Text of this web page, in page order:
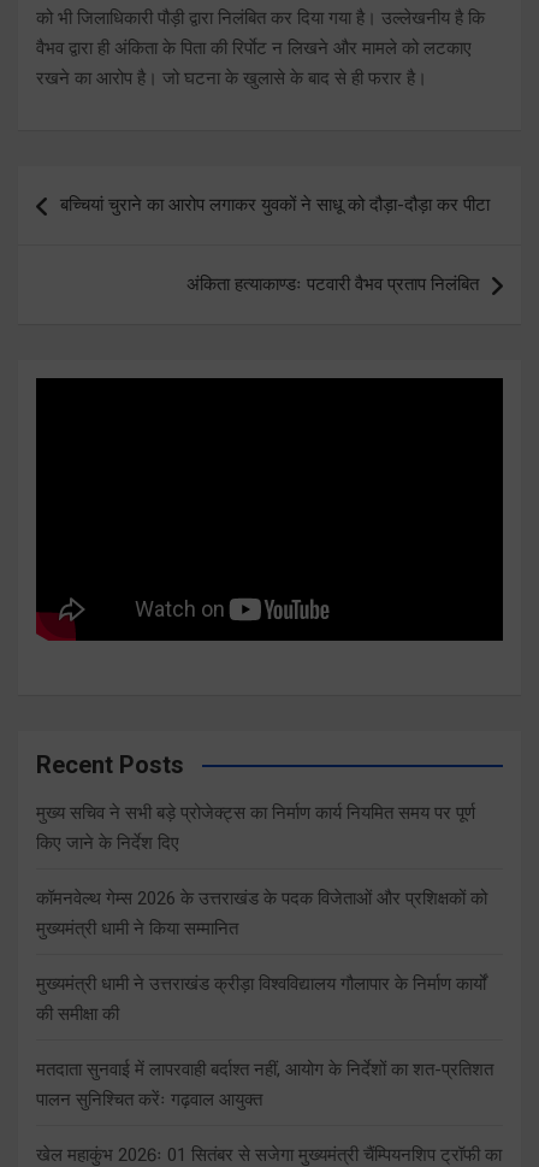
को भी जिलाधिकारी पौड़ी द्वारा निलंबित कर दिया गया है। उल्लेखनीय है कि
वैभव द्वारा ही अंकिता के पिता की रिर्पाेट न लिखने और मामले को लटकाए
रखने का आरोप है। जो घटना के खुलासे के बाद से ही फरार है।
navigation
बच्चियां चुराने का आरोप लगाकर युवकों ने साधू को दौड़ा-दौड़ा कर पीटा
अंकिता हत्याकाण्डः पटवारी वैभव प्रताप निलंबित
Recent Posts
मुख्य सचिव ने सभी बड़े प्रोजेक्ट्स का निर्माण कार्य नियमित समय पर पूर्ण
किए जाने के निर्देश दिए
कॉमनवेल्थ गेम्स 2026 के उत्तराखंड के पदक विजेताओं और प्रशिक्षकों को
मुख्यमंत्री धामी ने किया सम्मानित
मुख्यमंत्री धामी ने उत्तराखंड क्रीड़ा विश्वविद्यालय गौलापार के निर्माण कार्यों
की समीक्षा की
मतदाता सुनवाई में लापरवाही बर्दाश्त नहीं, आयोग के निर्देशों का शत-प्रतिशत
पालन सुनिश्चित करेंः गढ़वाल आयुक्त
खेल महाकुंभ 2026ः 01 सितंबर से सजेगा मुख्यमंत्री चैंम्पियनशिप ट्रॉफी का